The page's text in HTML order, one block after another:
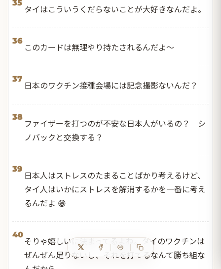
35
タイはこういうくだらないことが大好きなんだよ。
36
このカードは無理やり持たされるんだよ〜
37
日本のワクチン接種会場には記念撮影ないんだ？
38
ファイザーを打つのが不安な日本人がいるの？ シ
ノバックと交換する？
39
日本人はストレスのたまることばかり考えるけど、
タイ人はいかにストレスを解消するかを一番に考え
るんだよ 😁
40
そりゃ嬉しいに決まってるよね。タイのワクチンは
ぜんぜん足りないし、それを打てるなんて勝ち組な